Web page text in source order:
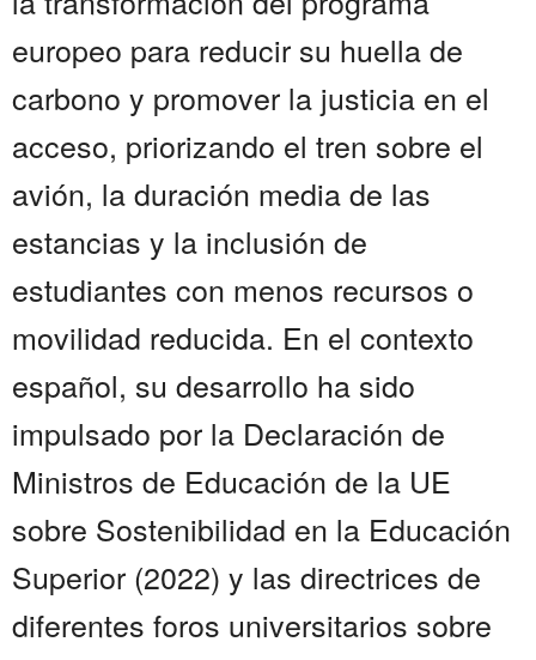
europeo para reducir su huella de
carbono y promover la justicia en el
acceso, priorizando el tren sobre el
avión, la duración media de las
estancias y la inclusión de
estudiantes con menos recursos o
movilidad reducida. En el contexto
español, su desarrollo ha sido
impulsado por la Declaración de
Ministros de Educación de la UE
sobre Sostenibilidad en la Educación
Superior (2022) y las directrices de
diferentes foros universitarios sobre